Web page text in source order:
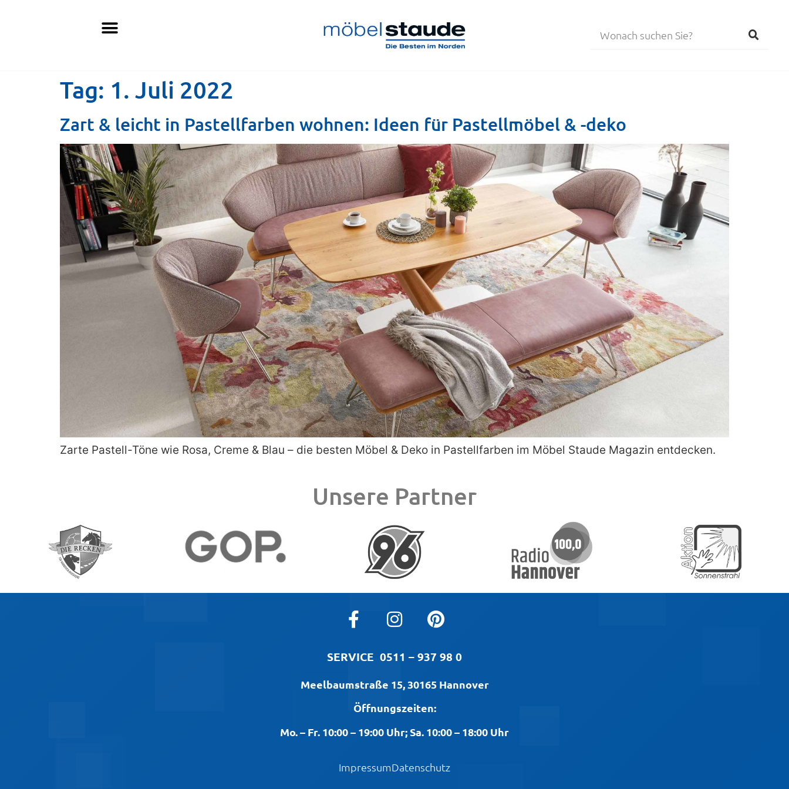
Tag: 1. Juli 2022
Zart & leicht in Pastellfarben wohnen: Ideen für Pastellmöbel & -deko
Zarte Pastell-Töne wie Rosa, Creme & Blau – die besten Möbel & Deko in Pastellfarben im Möbel Staude Magazin entdecken.
Unsere Partner
SERVICE 0511 – 937 98 0
Meelbaumstraße 15, 30165 Hannover
Öffnungszeiten:
Mo. – Fr. 10:00 – 19:00 Uhr; Sa. 10:00 – 18:00 Uhr
ImpressumDatenschutz